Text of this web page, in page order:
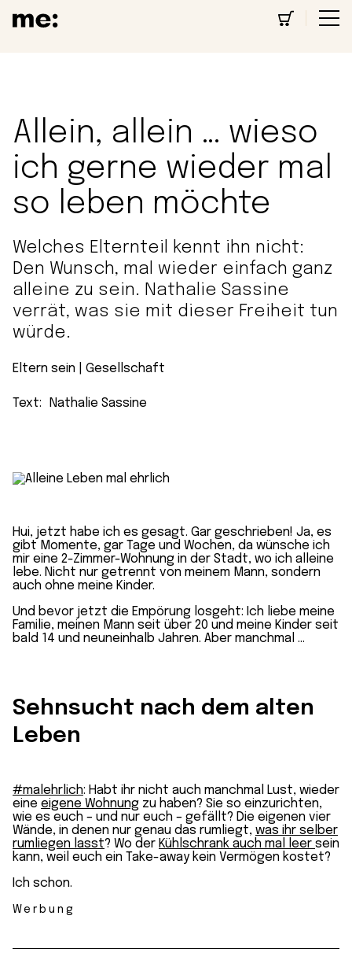
Allein, allein … wieso
ich gerne wieder mal
so leben möchte
Welches Elternteil kennt ihn nicht:
Den Wunsch, mal wieder einfach ganz
alleine zu sein. Nathalie Sassine
verrät, was sie mit dieser Freiheit tun
würde.
Eltern sein Gesellschaft
Text: Nathalie Sassine
Hui, jetzt habe ich es gesagt. Gar geschrieben! Ja, es
gibt Momente, gar Tage und Wochen, da wünsche ich
mir eine 2-Zimmer-Wohnung in der Stadt, wo ich alleine
lebe. Nicht nur getrennt von meinem Mann, sondern
auch ohne meine Kinder.
Und bevor jetzt die Empörung losgeht: Ich liebe meine
Familie, meinen Mann seit über 20 und meine Kinder seit
bald 14 und neuneinhalb Jahren. Aber manchmal …
Sehnsucht nach dem alten
Leben
#malehrlich: Habt ihr nicht auch manchmal Lust, wieder
eine eigene Wohnung zu haben? Sie so einzurichten,
wie es euch – und nur euch – gefällt? Die eigenen vier
Wände, in denen nur genau das rumliegt, was ihr selber
rumliegen lasst? Wo der Kühlschrank auch mal leer sein
kann, weil euch ein Take-away kein Vermögen kostet?
Ich schon.
Werbung